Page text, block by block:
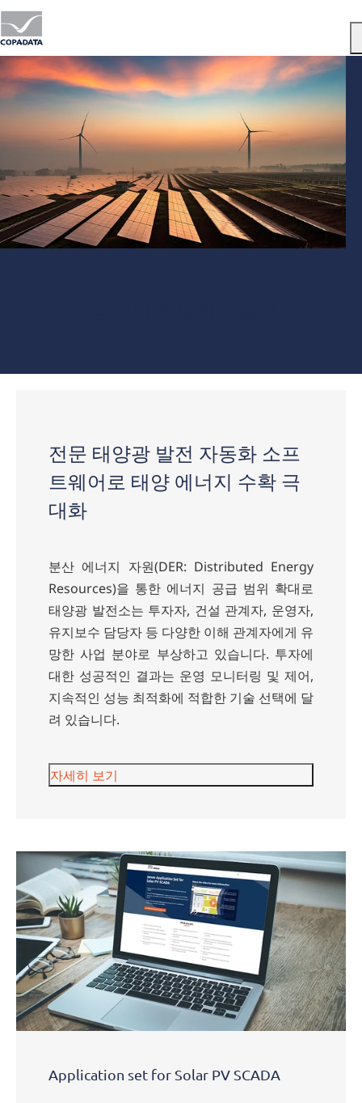
전문 태양광 발전 자동화 소프
트웨어로 태양 에너지 수확 극
대화
분산 에너지 자원(DER: Distributed Energy
Resources)을 통한 에너지 공급 범위 확대로
태양광 발전소는 투자자, 건설 관계자, 운영자,
유지보수 담당자 등 다양한 이해 관계자에게 유
망한 사업 분야로 부상하고 있습니다. 투자에
대한 성공적인 결과는 운영 모니터링 및 제어,
지속적인 성능 최적화에 적합한 기술 선택에 달
려 있습니다.
자세히 보기
Application set for Solar PV SCADA